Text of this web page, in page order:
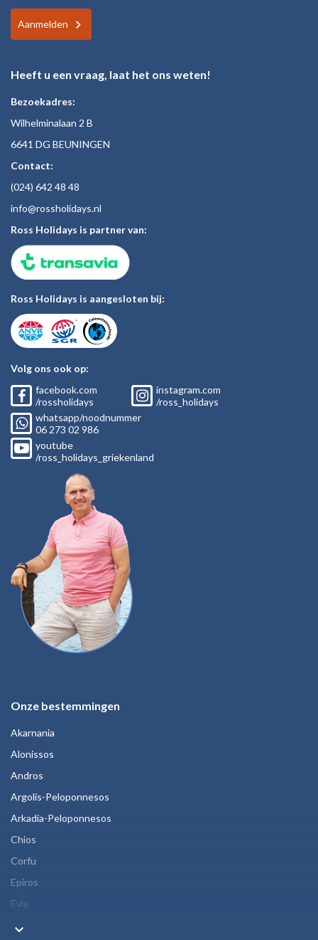
Aanmelden
Heeft u een vraag, laat het ons weten!
Bezoekadres:
Wilhelminalaan 2 B
6641 DG BEUNINGEN
Contact:
(024) 642 48 48
info@rossholidays.nl
Ross Holidays is partner van:
Ross Holidays is aangesloten bij:
Volg ons ook op:
facebook.com
/rossholidays
instagram.com
/ross_holidays
whatsapp/noodnummer
06 273 02 986
youtube
/ross_holidays_griekenland
Onze bestemmingen
Akarnania
Alonissos
Andros
Argolis-Peloponnesos
Arkadia-Peloponnesos
Chios
Corfu
Epiros
Evia
keyboard_arrow_down